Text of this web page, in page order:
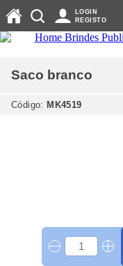
LOGIN
REGISTO
Saco branco
Código: MK4519